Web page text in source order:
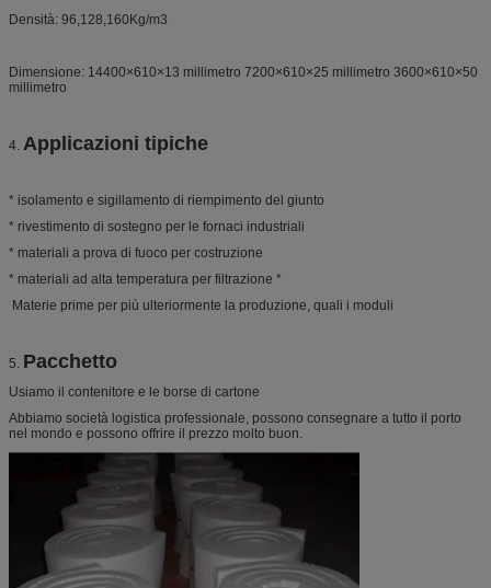
Al2O3
43
Cr2O3
Densità: 96,128,160Kg/m3
Dimensione: 14400×610×13 millimetro 7200×610×25 millimetro 3600×610×50
millimetro
4. Applicazioni tipiche
* isolamento e sigillamento di riempimento del giunto
* rivestimento di sostegno per le fornaci industriali
* materiali a prova di fuoco per costruzione
* materiali ad alta temperatura per filtrazione *
Materie prime per più ulteriormente la produzione, quali i moduli
5. Pacchetto
Usiamo il contenitore e le borse di cartone
Abbiamo società logistica professionale, possono consegnare a tutto il porto
nel mondo e possono offrire il prezzo molto buon.